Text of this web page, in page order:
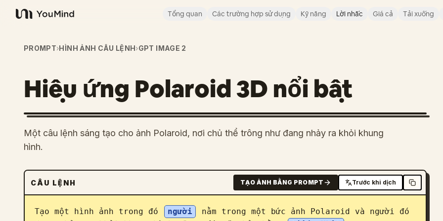
YouMind
Tổng quan Các trường hợp sử dụng Kỹ năng Lời nhắc Giá cả Tải xuống
PROMPT›HÌNH ẢNH CÂU LỆNH›GPT IMAGE 2
Hiệu ứng Polaroid 3D nổi bật
Một câu lệnh sáng tạo cho ảnh Polaroid, nơi chủ thể trông như đang nhảy ra khỏi khung
hình.
CÂU LỆNH TẠO ẢNH BẰNG PROMPT Trước khi dịch
Tạo một hình ảnh trong đó người
nằm trong một bức ảnh Polaroid và người đó